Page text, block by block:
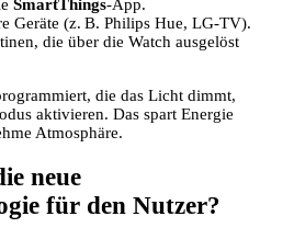
SmartThings-App.
Geräte (z. B. Philips Hue, LG‑TV).
die über die Watch ausgelöst
die das Licht dimmt,
aktivieren. Das spart Energie
Atmosphäre.
neue
für den Nutzer?